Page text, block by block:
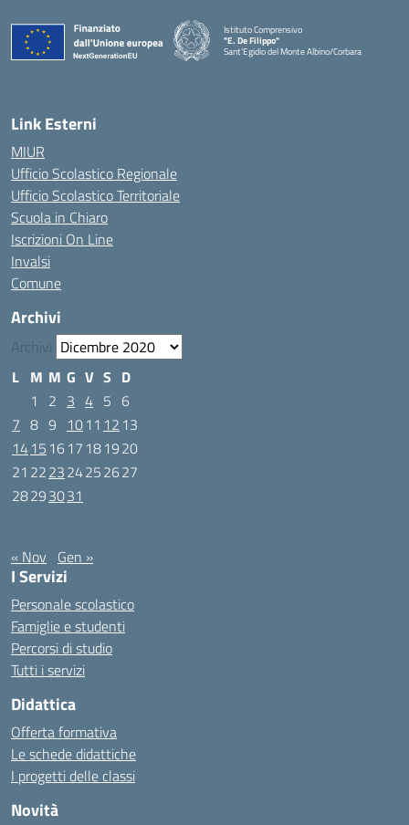
Istituto Comprensivo
"E. De Filippo"
Sant'Egidio del Monte Albino/Corbara
Link Esterni
MIUR
Ufficio Scolastico Regionale
Ufficio Scolastico Territoriale
Scuola in Chiaro
Iscrizioni On Line
Invalsi
Comune
Archivi
Archivi
L M M G V S D
1
2 3 4 5 6
7 8 9 1011 12 13
1415 1617 181920
21 222324252627
28293031
« Nov Gen »
I Servizi
Personale scolastico
Famiglie e studenti
Percorsi di studio
Tutti i servizi
Didattica
Offerta formativa
Le schede didattiche
I progetti delle classi
Novità